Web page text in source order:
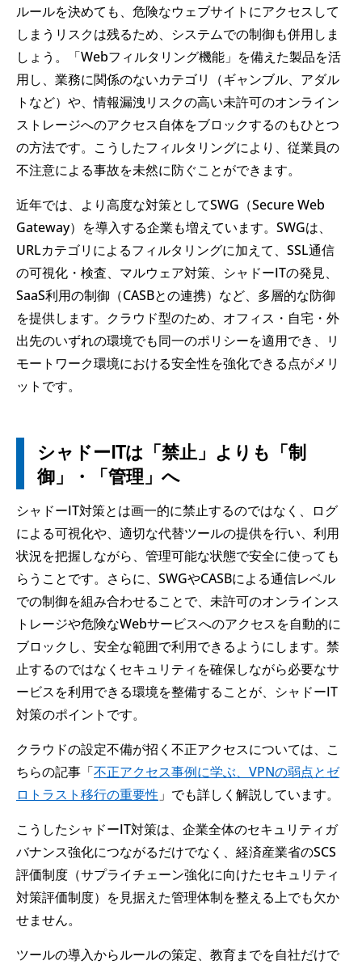
ルールを決めても、危険なウェブサイトにアクセスして
しまうリスクは残るため、システムでの制御も併用しま
しょう。「Webフィルタリング機能」を備えた製品を活
用し、業務に関係のないカテゴリ（ギャンブル、アダル
トなど）や、情報漏洩リスクの高い未許可のオンライン
ストレージへのアクセス自体をブロックするのもひとつ
の方法です。こうしたフィルタリングにより、従業員の
不注意による事故を未然に防ぐことができます。
近年では、より高度な対策としてSWG（Secure Web
Gateway）を導入する企業も増えています。SWGは、
URLカテゴリによるフィルタリングに加えて、SSL通信
の可視化・検査、マルウェア対策、シャドーITの発見、
SaaS利用の制御（CASBとの連携）など、多層的な防御
を提供します。クラウド型のため、オフィス・自宅・外
出先のいずれの環境でも同一のポリシーを適用でき、リ
モートワーク環境における安全性を強化できる点がメリ
ットです。
シャドーITは「禁止」よりも「制
御」・「管理」へ
シャドーIT対策とは画一的に禁止するのではなく、ログ
による可視化や、適切な代替ツールの提供を行い、利用
状況を把握しながら、管理可能な状態で安全に使っても
らうことです。さらに、SWGやCASBによる通信レベル
での制御を組み合わせることで、未許可のオンラインス
トレージや危険なWebサービスへのアクセスを自動的に
ブロックし、安全な範囲で利用できるようにします。禁
止するのではなくセキュリティを確保しながら必要なサ
ービスを利用できる環境を整備することが、シャドーIT
対策のポイントです。
クラウドの設定不備が招く不正アクセスについては、こ
ちらの記事「不正アクセス事例に学ぶ、VPNの弱点とゼ
ロトラスト移行の重要性 」でも詳しく解説しています。
こうしたシャドーIT対策は、企業全体のセキュリティガ
バナンス強化につながるだけでなく、経済産業省のSCS
評価制度（サプライチェーン強化に向けたセキュリティ
対策評価制度）を見据えた管理体制を整える上でも欠か
せません。
ツールの導入からルールの策定、教育までを自社だけで